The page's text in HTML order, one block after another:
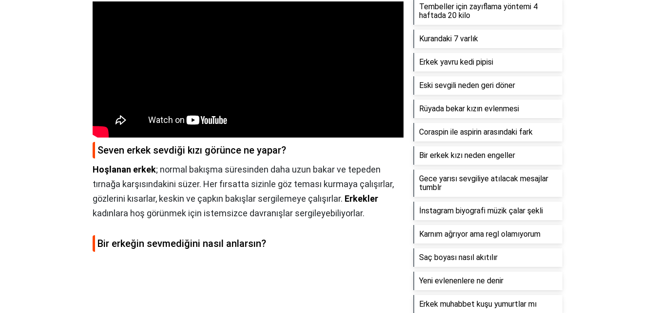
Seven erkek sevdiği kızı görünce ne yapar?
Hoşlanan erkek; normal bakışma süresinden daha uzun bakar ve tepeden
tırnağa karşısındakini süzer. Her fırsatta sizinle göz teması kurmaya çalışırlar,
gözlerini kısarlar, keskin ve çapkın bakışlar sergilemeye çalışırlar. Erkekler
kadınlara hoş görünmek için istemsizce davranışlar sergileyebiliyorlar.
Bir erkeğin sevmediğini nasıl anlarsın?
Tembeller için zayıflama yöntemi 4
haftada 20 kilo
Kurandaki 7 varlık
Erkek yavru kedi pipisi
Eski sevgili neden geri döner
Rüyada bekar kızın evlenmesi
Coraspin ile aspirin arasındaki fark
Bir erkek kızı neden engeller
Gece yarısı sevgiliye atılacak mesajlar
tumblr
İnstagram biyografi müzik çalar şekli
Karnım ağrıyor ama regl olamıyorum
Saç boyası nasıl akıtılır
Yeni evlenenlere ne denir
Erkek muhabbet kuşu yumurtlar mı